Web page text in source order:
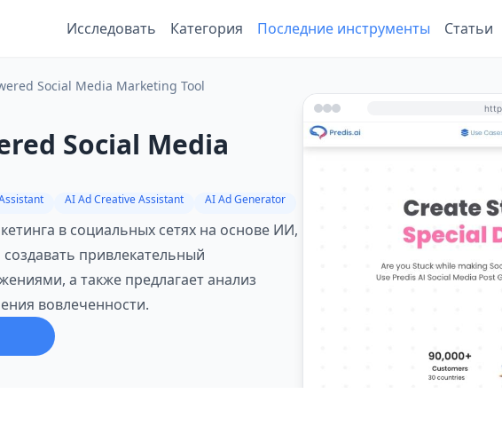
Исследовать Категория Последние инструменты Статьи
Social Media Marketing Tool
Social Media
AI Ad Creative Assistant AI Ad Generator
в социальных сетях на основе ИИ,
привлекательный
а также предлагает анализ
вовлеченности.